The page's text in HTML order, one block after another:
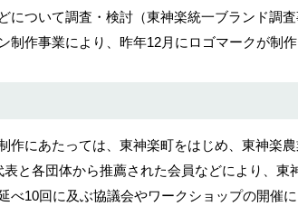
について調査・検討（東神楽統一ブランド調
制作事業により、昨年12月にロゴマークが制作
作にあたっては、東神楽町をはじめ、東神楽
表と各団体から推薦された会員などにより、
べ10回に及ぶ協議会やワークショップの開催